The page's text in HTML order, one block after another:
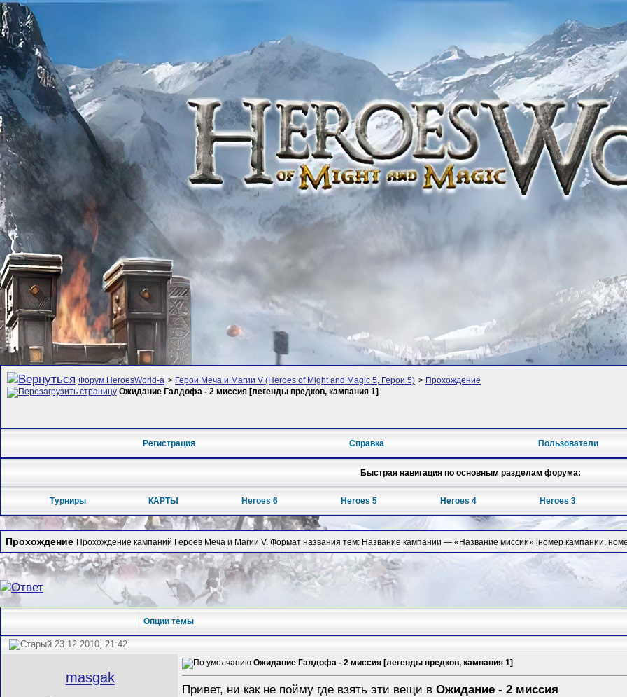
Форум HeroesWorld-а > Герои Меча и Магии V (Heroes of Might and Magic 5, Герои 5) > Прохождение
Ожидание Галдофа - 2 миссия [легенды предков, кампания 1]
Регистрация Справка Пользователи
Быстрая навигация по основным разделам форума:
Турниры КАРТЫ Heroes 6 Heroes 5 Heroes 4 Heroes 3
Прохождение Прохождение кампаний Героев Меча и Магии V. Формат названия тем: Название кампании — «Название миссии» [номер кампании,
Опции темы
23.12.2010, 21:42
masgak
Ожидание Галдофа - 2 миссия [легенды предков, кампания 1]
Привет, ни как не пойму где взять эти вещи в Ожидание - 2 миссия